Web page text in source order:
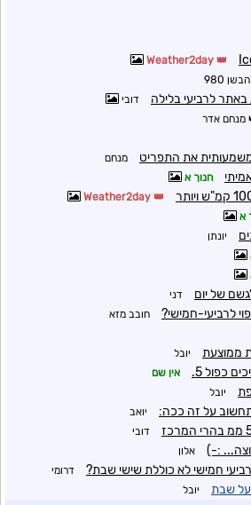
980
לרביעי בלילה דובי
מנחם אדר
את התפריט מנחם
חנוך א
א
יונתן
של יום דני
לרביעי-חמישי? חובב מזא
ממוצעת יובל
אין שם
יובל
על זה ככה: יואב
דובי
:-) אלון
חמישי לא כוללת שישי שבת? דרומי
על שבת יובל